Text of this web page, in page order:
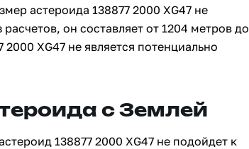
астероида 138877 2000 XG47 не
он составляет от 1204 метров до
XG47 не является потенциально
с Землей
138877 2000 XG47 не подойдет к